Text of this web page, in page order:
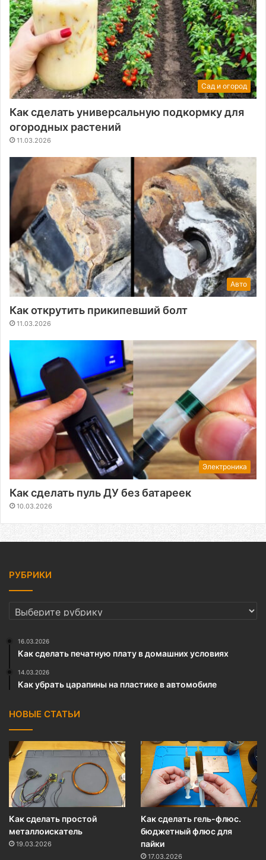
Сад и огород
Как сделать универсальную подкормку для
огородных растений
11.03.2026
Авто
Как открутить прикипевший болт
11.03.2026
Электроника
Как сделать пуль ДУ без батареек
10.03.2026
РУБРИКИ
РУБРИКИ
16.03.2026
Как сделать печатную плату в домашних условиях
14.03.2026
Как убрать царапины на пластике в автомобиле
НОВЫЕ СТАТЬИ
Как сделать простой
металлоискатель
19.03.2026
Как сделать гель-флюс.
бюджетный флюс для
пайки
17.03.2026